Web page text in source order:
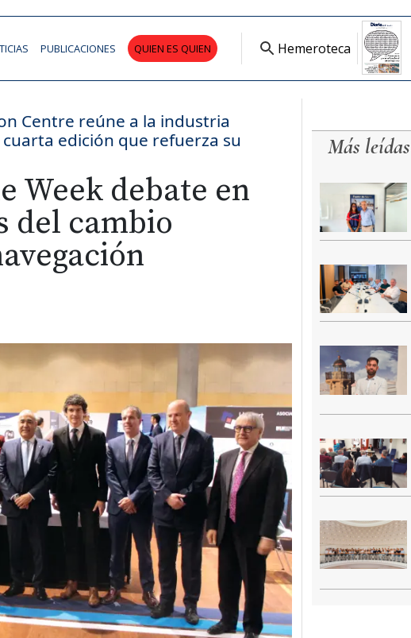
PUBLICACIONES QUIEN ES QUIEN Hemeroteca
Centre reúne a la industria
edición que refuerza su
Week debate en
del cambio
Más leídas